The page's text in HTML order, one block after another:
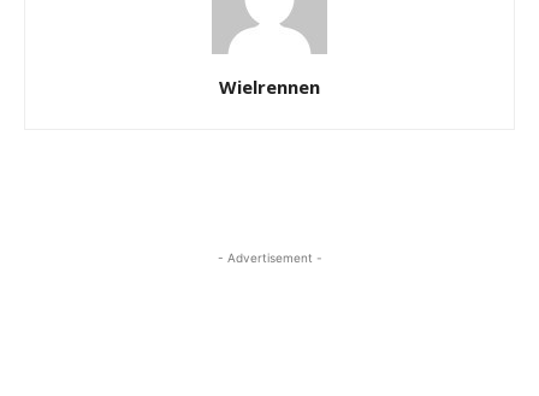
Wielrennen
- Advertisement -